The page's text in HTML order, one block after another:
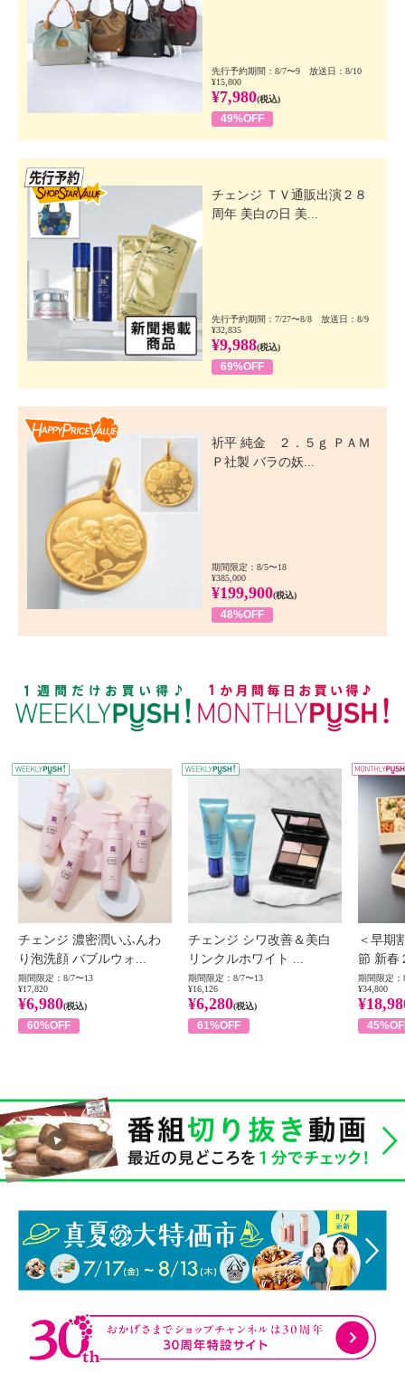
先行予約期間：8/7〜9 放送日：8/10
¥15,800
¥7,980(税込)
49%OFF
チェンジ ＴＶ通販出演２８
周年 美白の日 美...
先行予約期間：7/27〜8/8 放送日：8/9
¥32,835
¥9,988(税込)
69%OFF
祈平 純金 ２．５ｇ ＰＡＭ
Ｐ社製 バラの妖...
期間限定：8/5〜18
¥385,000
¥199,900(税込)
48%OFF
WEEKLY PUSH
チェンジ 濃密潤いふんわ
り泡洗顔 バブルウォ...
期間限定：8/7〜13
¥17,820
¥6,980(税込)
60%OFF
チェンジ シワ改善＆美白
リンクルホワイト ...
期間限定：8/7〜13
¥16,126
¥6,280(税込)
61%OFF
＜早期
節 新春
期間限定：
¥34,800